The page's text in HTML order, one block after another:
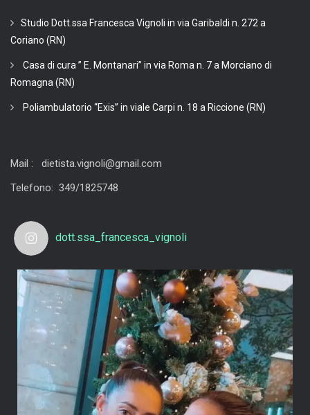
Studio Dott.ssa Francesca Vignoli in via Garibaldi n. 272 a
Coriano (RN)
Casa di cura ” E. Montanari” in via Roma n. 7 a Morciano di
Romagna (RN)
Poliambulatorio “Exis” in viale Carpi n. 18 a Riccione (RN)
Mail : dietista.vignoli@gmail.com
Telefono: 349/1825748
dott.ssa_francesca_vignoli